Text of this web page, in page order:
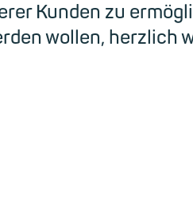
Kunden zu
wollen, herzlich